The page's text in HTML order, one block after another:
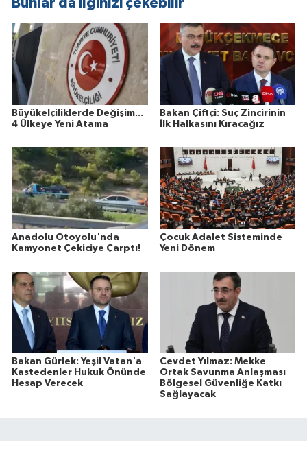
Bunlar da ilginizi çekebilir
Büyükelçiliklerde Değişim...
4 Ülkeye Yeni Atama
Bakan Çiftçi: Suç Zincirinin
İlk Halkasını Kıracağız
Anadolu Otoyolu'nda
Kamyonet Çekiciye Çarptı!
Çocuk Adalet Sisteminde
Yeni Dönem
Bakan Gürlek: Yeşil Vatan'a
Kastedenler Hukuk Önünde
Hesap Verecek
Cevdet Yılmaz: Mekke
Ortak Savunma Anlaşması
Bölgesel Güvenliğe Katkı
Sağlayacak